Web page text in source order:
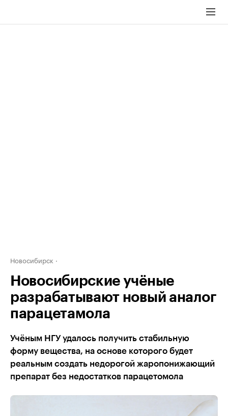
Новосибирск
Новосибирские учёные
разрабатывают новый аналог
парацетамола
Учёным НГУ удалось получить стабильную
форму вещества, на основе которого будет
реальным создать недорогой жаропонижающий
препарат без недостатков парацетомола